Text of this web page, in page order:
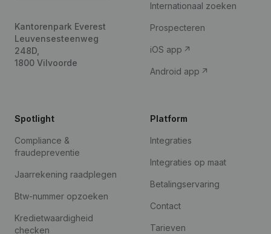
Kantorenpark Everest
Leuvensesteenweg
248D,
1800 Vilvoorde
Internationaal zoeken
Prospecteren
iOS app
Android app
Spotlight
Compliance &
fraudepreventie
Jaarrekening raadplegen
Btw-nummer opzoeken
Kredietwaardigheid
checken
Platform
Integraties
Integraties op maat
Betalingservaring
Contact
Tarieven